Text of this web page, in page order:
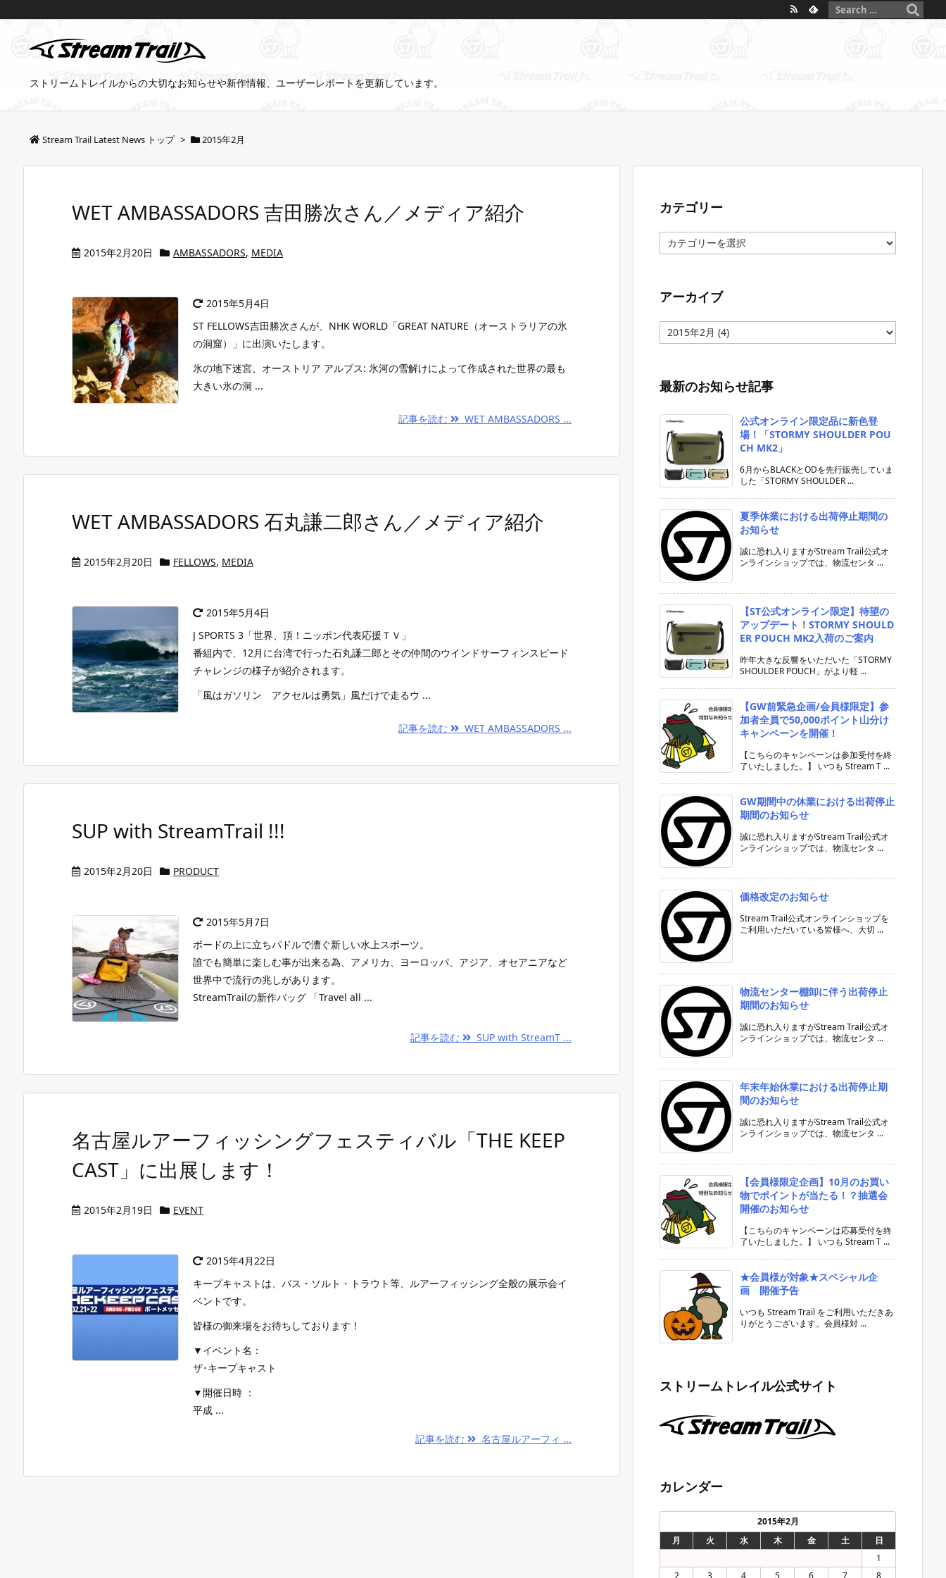
ストリームトレイルからの大切なお知らせや新作情報、ユーザーレポートを更新しています。
Stream Trail Latest News トップ > 2015年2月
WET AMBASSADORS 吉田勝次さん／メディア紹介
2015年2月20日 AMBASSADORS, MEDIA
2015年5月4日
ST FELLOWS吉田勝次さんが、NHK WORLD「GREAT NATURE（オーストラリアの氷
の洞窟）」に出演いたします。
氷の地下迷宮、オーストリア アルプス: 氷河の雪解けによって作成された世界の最も
大きい氷の洞 ...
記事を読む WET AMBASSADORS ...
WET AMBASSADORS 石丸謙二郎さん／メディア紹介
2015年2月20日 FELLOWS, MEDIA
2015年5月4日
J SPORTS 3「世界、頂！ニッポン代表応援ＴＶ」
番組内で、12月に台湾で行った石丸謙二郎とその仲間のウインドサーフィンスピード
チャレンジの様子が紹介されます。
「風はガソリン アクセルは勇気」風だけで走るウ ...
記事を読む WET AMBASSADORS ...
SUP with StreamTrail !!!
2015年2月20日 PRODUCT
2015年5月7日
ボードの上に立ちパドルで漕ぐ新しい水上スポーツ。
誰でも簡単に楽しむ事が出来る為、アメリカ、ヨーロッパ、アジア、オセアニアなど
世界­中で流行の兆しがあります。
StreamTrailの新作バッグ 「Travel all ...
記事を読む SUP with StreamT ...
名古屋ルアーフィッシングフェスティバル「THE KEEP
CAST」に出展します！
2015年2月19日 EVENT
2015年4月22日
キープキャストは、バス・ソルト・トラウト等、ルアーフィッシング全般の展示会イ
ベントです。
皆様の御来場をお待ちしております！
▼イベント名：
ザ･キープキャスト
▼開催日時 ：
平成 ...
記事を読む 名古屋ルアーフィ ...
カテゴリー
テ
ー
アーカイブ
ア
ー
ブ
最新のお知らせ記事
公式オンライン限定品に新色登
場！「STORMY SHOULDER POU
CH MK2」
6月からBLACKとODを先行販売していま
した「STORMY SHOULDER ...
夏季休業における出荷停止期間の
お知らせ
誠に恐れ入りますがStream Trail公式オ
ンラインショップでは、物流センタ ...
【ST公式オンライン限定】待望の
アップデート！STORMY SHOULD
ER POUCH MK2入荷のご案内
昨年大きな反響をいただいた「STORMY
SHOULDER POUCH」がより軽 ...
【GW前緊急企画/会員様限定】参
加者全員で50,000ポイント山分け
キャンペーンを開催！
【こちらのキャンペーンは参加受付を終
了いたしました。】 いつも Stream T ...
GW期間中の休業における出荷停止
期間のお知らせ
誠に恐れ入りますがStream Trail公式オ
ンラインショップでは、物流センタ ...
価格改定のお知らせ
Stream Trail公式オンラインショップを
ご利用いただいている皆様へ、大切 ...
物流センター棚卸に伴う出荷停止
期間のお知らせ
誠に恐れ入りますがStream Trail公式オ
ンラインショップでは、物流センタ ...
年末年始休業における出荷停止期
間のお知らせ
誠に恐れ入りますがStream Trail公式オ
ンラインショップでは、物流センタ ...
【会員様限定企画】10月のお買い
物でポイントが当たる！？抽選会
開催のお知らせ
【こちらのキャンペーンは応募受付を終
了いたしました。】 いつも Stream T ...
★会員様が対象★スペシャル企
画 開催予告
いつも Stream Trail をご利用いただきあ
りがとうございます。会員様対 ...
ストリームトレイル公式サイト
カレンダー
2015年2月
月
火 水 木 金 土
日
1
2
3 4 5 6 7 8